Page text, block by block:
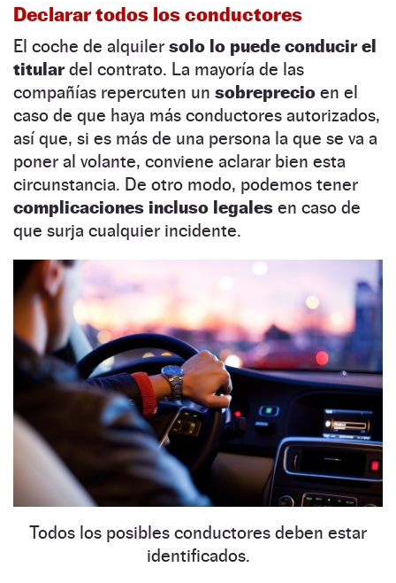
Declarar todos los conductores
El coche de alquiler solo lo puede conducir el
titulardel contrato. La mayoría de las
compañías repercuten un sobreprecio en el
caso de que haya más conductores autorizados,
así que, si es más de una persona la que se va a
poner al volante, conviene aclarar bien esta
circunstancia. De otro modo, podemos tener
complicaciones incluso legales en caso de
que surja cualquier incidente.
Todos los posibles conductores deben estar
identificados.